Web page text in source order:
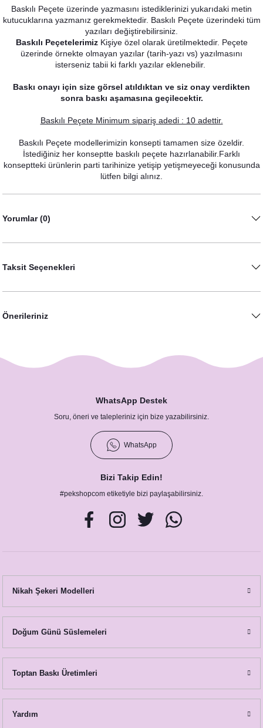
Cipso Lavanta Konsept Konuşma Balonları Seti
Cipso Lavanta Konsept Şövaleli Karşılama Panosu
890,00 TL
Baskılı Peçete üzerinde yazmasını istediklerinizi yukarıdaki metin
kutucuklarına yazmanız gerekmektedir. Baskılı Peçete üzerindeki tüm
yazıları değiştirebilirsiniz.
Baskılı Peçetelerimiz Kişiye özel olarak üretilmektedir. Peçete
üzerinde örnekte olmayan yazılar (tarih-yazı vs) yazılmasını
isterseniz tabii ki farklı yazılar eklenebilir.
Baskı onayı için size görsel atıldıktan ve siz onay verdikten
sonra baskı aşamasına geçilecektir.
Baskılı Peçete Minimum sipariş adedi : 10 adettir.
Baskılı Peçete modellerimizin konsepti tamamen size özeldir.
İstediğiniz her konseptte baskılı peçete hazırlanabilir.Farklı
konseptteki ürünlerin parti tarihinize yetişip yetişmeyeceği konusunda
lütfen bilgi alınız.
Yorumlar (0)
Taksit Seçenekleri
Önerileriniz
WhatsApp Destek
Soru, öneri ve talepleriniz için bize yazabilirsiniz.
WhatsApp
Bizi Takip Edin!
#pekshopcom etiketiyle bizi paylaşabilirsiniz.
Nikah Şekeri Modelleri
Doğum Günü Süslemeleri
Toptan Baskı Üretimleri
Yardım